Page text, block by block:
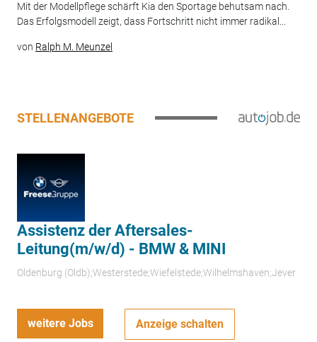
Mit der Modellpflege schärft Kia den Sportage behutsam nach.
Das Erfolgsmodell zeigt, dass Fortschritt nicht immer radikal...
von Ralph M. Meunzel
STELLENANGEBOTE
Assistenz der Aftersales-
Leitung(m/w/d) - BMW & MINI
Oldenburg (Oldb);Westerstede;Wiefelstede;Wilhelmshaven;Jever
weitere Jobs Anzeige schalten